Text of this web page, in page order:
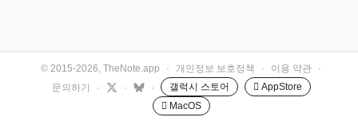
© 2015-2026, TheNote.app · 개인정보 보호정책 · 이용 약관
·
문의하기
· · · 갤럭시 스토어
 AppStore
 MacOS